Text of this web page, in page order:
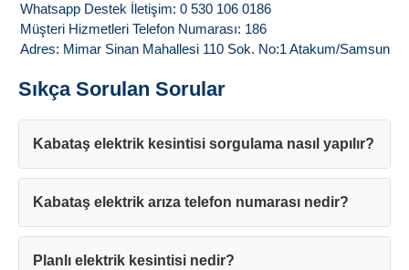
Whatsapp Destek İletişim: 0 530 106 0186
Müşteri Hizmetleri Telefon Numarası: 186
Adres: Mimar Sinan Mahallesi 110 Sok. No:1 Atakum/Samsun
Sıkça Sorulan Sorular
Kabataş elektrik kesintisi sorgulama nasıl yapılır?
Kabataş elektrik arıza telefon numarası nedir?
Planlı elektrik kesintisi nedir?